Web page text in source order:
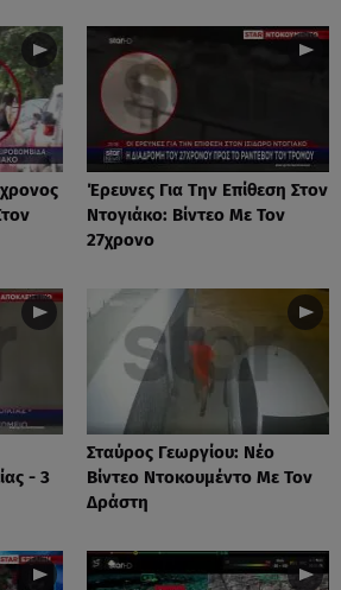
Έρευνες Για Την Επίθεση Στον
Ντογιάκο: Βίντεο Με Τον
27χρονο
- 3
Σταύρος Γεωργίου: Νέο
Βίντεο Ντοκουμέντο Με Τον
Δράστη